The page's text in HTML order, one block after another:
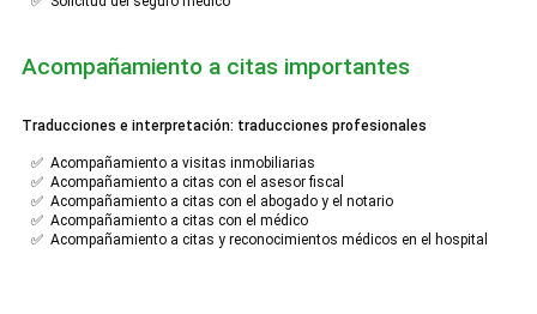
Acompañamiento a citas importantes
Traducciones e interpretación: traducciones profesionales
✅ Acompañamiento a visitas inmobiliarias
✅ Acompañamiento a citas con el asesor fiscal
✅ Acompañamiento a citas con el abogado y el notario
✅ Acompañamiento a citas con el médico
✅ Acompañamiento a citas y reconocimientos médicos en el hospital